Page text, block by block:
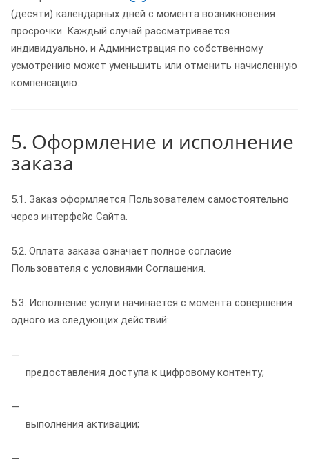
(десяти) календарных дней с момента возникновения
просрочки. Каждый случай рассматривается
индивидуально, и Администрация по собственному
усмотрению может уменьшить или отменить начисленную
компенсацию.
5. Оформление и исполнение
заказа
5.1. Заказ оформляется Пользователем самостоятельно
через интерфейс Сайта.
5.2. Оплата заказа означает полное согласие
Пользователя с условиями Соглашения.
5.3. Исполнение услуги начинается с момента совершения
одного из следующих действий:
предоставления доступа к цифровому контенту;
выполнения активации;